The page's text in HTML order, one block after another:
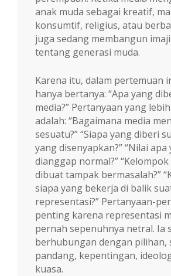
anak muda sebagai kreatif,
konsumtif, religius, atau
juga sedang membangun
tentang generasi muda.
Karena itu, dalam pertemuan
hanya bertanya: “Apa yang
media?” Pertanyaan yang
adalah: “Bagaimana media
sesuatu?” “Siapa yang diberi
yang disenyapkan?” “Nilai apa
dianggap normal?”
dibuat tampak bermasalah?”
siapa yang bekerja di balik
representasi?” Pertanyaan-
penting karena representasi
pernah sepenuhnya netral. Ia
berhubungan dengan pilihan,
pandang, kepentingan,
kuasa.